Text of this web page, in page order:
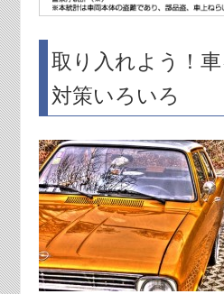
取り入れよう！
対策いろいろ